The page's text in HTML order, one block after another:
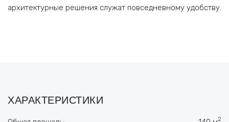
архитектурные решения служат повседневному удобству.
ХАРАКТЕРИСТИКИ
2